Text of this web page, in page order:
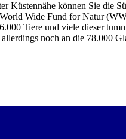
Küstennähe können Sie die
Wide Fund for Natur
Tiere und viele dieser
noch an die 78.000